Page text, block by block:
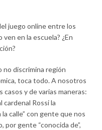
juego online entre los
en la escuela? ¿En
no discrimina región
toca todo. A nosotros
y de varias maneras:
Rossi la
calle” con gente que nos
gente “conocida de”,